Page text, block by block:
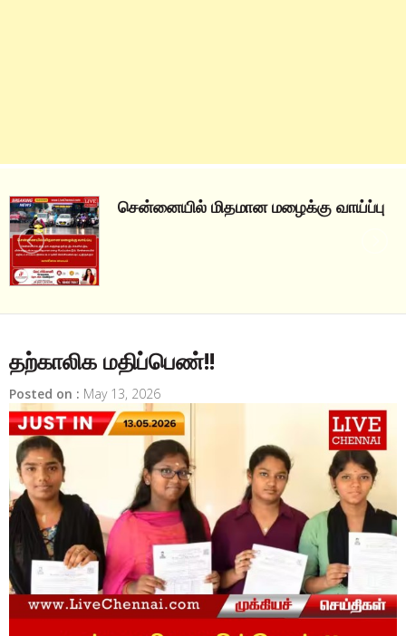
சென்னையில் மிதமான மழைக்கு வாய்ப்பு
தற்காலிக மதிப்பெண்!!
Posted on : May 13, 2026